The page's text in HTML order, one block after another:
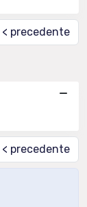
< precedente
< precedente